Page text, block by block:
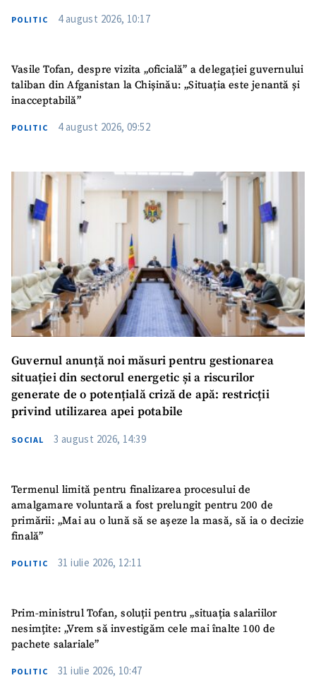
POLITIC 4 august 2026, 10:17
Vasile Tofan, despre vizita „oficială” a delegației guvernului
taliban din Afganistan la Chișinău: „Situația este jenantă și
inacceptabilă”
POLITIC 4 august 2026, 09:52
Guvernul anunță noi măsuri pentru gestionarea
situației din sectorul energetic și a riscurilor
generate de o potențială criză de apă: restricții
privind utilizarea apei potabile
SOCIAL 3 august 2026, 14:39
Termenul limită pentru finalizarea procesului de
amalgamare voluntară a fost prelungit pentru 200 de
primării: „Mai au o lună să se așeze la masă, să ia o decizie
finală”
POLITIC 31 iulie 2026, 12:11
Prim-ministrul Tofan, soluții pentru „situația salariilor
nesimțite: „Vrem să investigăm cele mai înalte 100 de
pachete salariale”
POLITIC 31 iulie 2026, 10:47